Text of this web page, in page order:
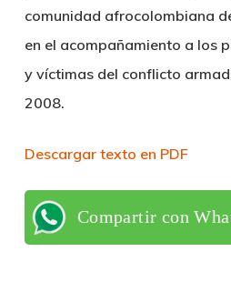
comunidad afrocolombiana
en el acompañamiento a los
y víctimas del conflicto
2008.
Descargar texto en PDF
Compartir con